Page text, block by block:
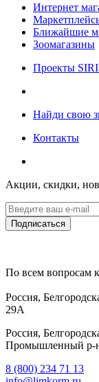
Интернет
Ближайшие
Зоомагазины
Проекты
Найди свою
Контакты
Акции, скидки,
По всем вопросам
Россия,
29А
Россия,
Промышленный р-
8 (800) 234 71 13